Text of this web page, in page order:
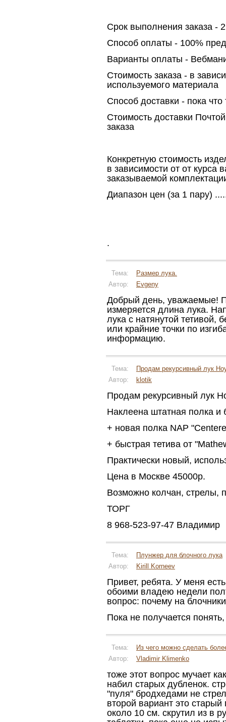
Срок выполнения заказа -
Способ оплаты - 100%
Варианты оплаты -
Стоимость заказа - в
используемого материала
Способ доставки - пока
Стоимость доставки
заказа
Конкретную стоимость
в зависимости от от курса
заказываемой
Диапазон цен (за 1 пару)
.
Тема:
Размер лука.
Автор:
Evgeny
Добрый день, уважаемые!
измеряется длина лука.
лука с натянутой тетивой,
или крайние точки по
информацию.
Тема:
Продам рекурсивный лук
Автор:
klotik
Продам рекурсивный лук
Наклеена штатная полка и
+ новая полка NAP
+ быстрая тетива от
Практически новый,
Цена в Москве 45000р.
Возможно колчан, стрелы,
ТОРГ
8 968-523-97-47 Владимир
Тема:
Плунжер для блочного лука
Автор:
Kirill Korneev
Привет, ребята. У меня
обоими владею недели
вопрос: почему на
Пока не получается
Тема:
Из чего можно сделать
Автор:
Vladimir Klimenko
тоже этот вопрос мучает
набил старых дубленок.
"пуля" бродхедами не
второй вариант это
около 10 см. скрутил из в